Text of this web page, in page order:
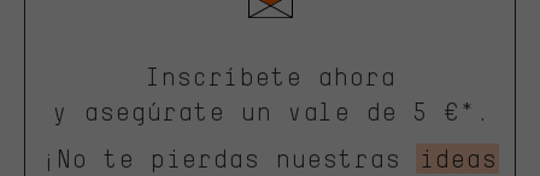
Inscríbete ahora
y asegúrate un vale de 5 €*.
¡No te pierdas nuestras
ideas